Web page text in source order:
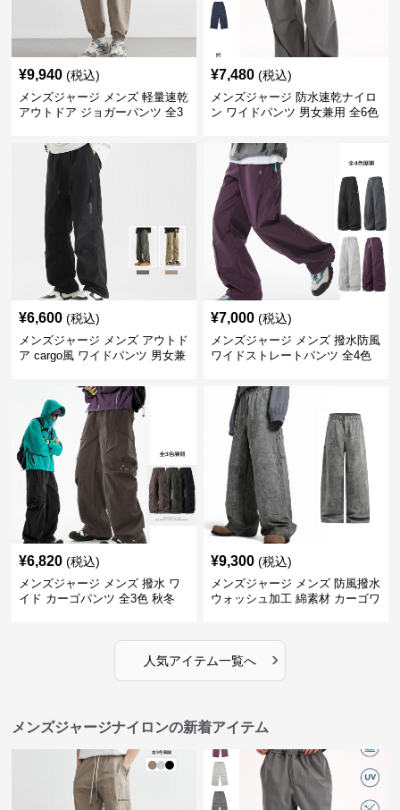
¥9,940 (税込)
メンズジャージ メンズ 軽量速乾
アウトドア ジョガーパンツ 全3
¥7,480 (税込)
メンズジャージ 防水速乾ナイロ
ン ワイドパンツ 男女兼用 全6色
¥6,600 (税込)
メンズジャージ メンズ アウトド
ア cargo風 ワイドパンツ 男女兼
¥7,000 (税込)
メンズジャージ メンズ 撥水防風
ワイドストレートパンツ 全4色
¥6,820 (税込)
メンズジャージ メンズ 撥水 ワ
イド カーゴパンツ 全3色 秋冬
¥9,300 (税込)
メンズジャージ メンズ 防風撥水
ウォッシュ加工 綿素材 カーゴワ
人気アイテム一覧へ ›
メンズジャージナイロンの新着アイテム